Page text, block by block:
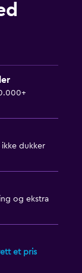
dukker
og ekstra
et pris